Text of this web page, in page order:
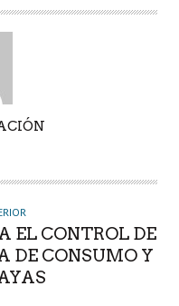
EL CONTROL DE
DE CONSUMO Y